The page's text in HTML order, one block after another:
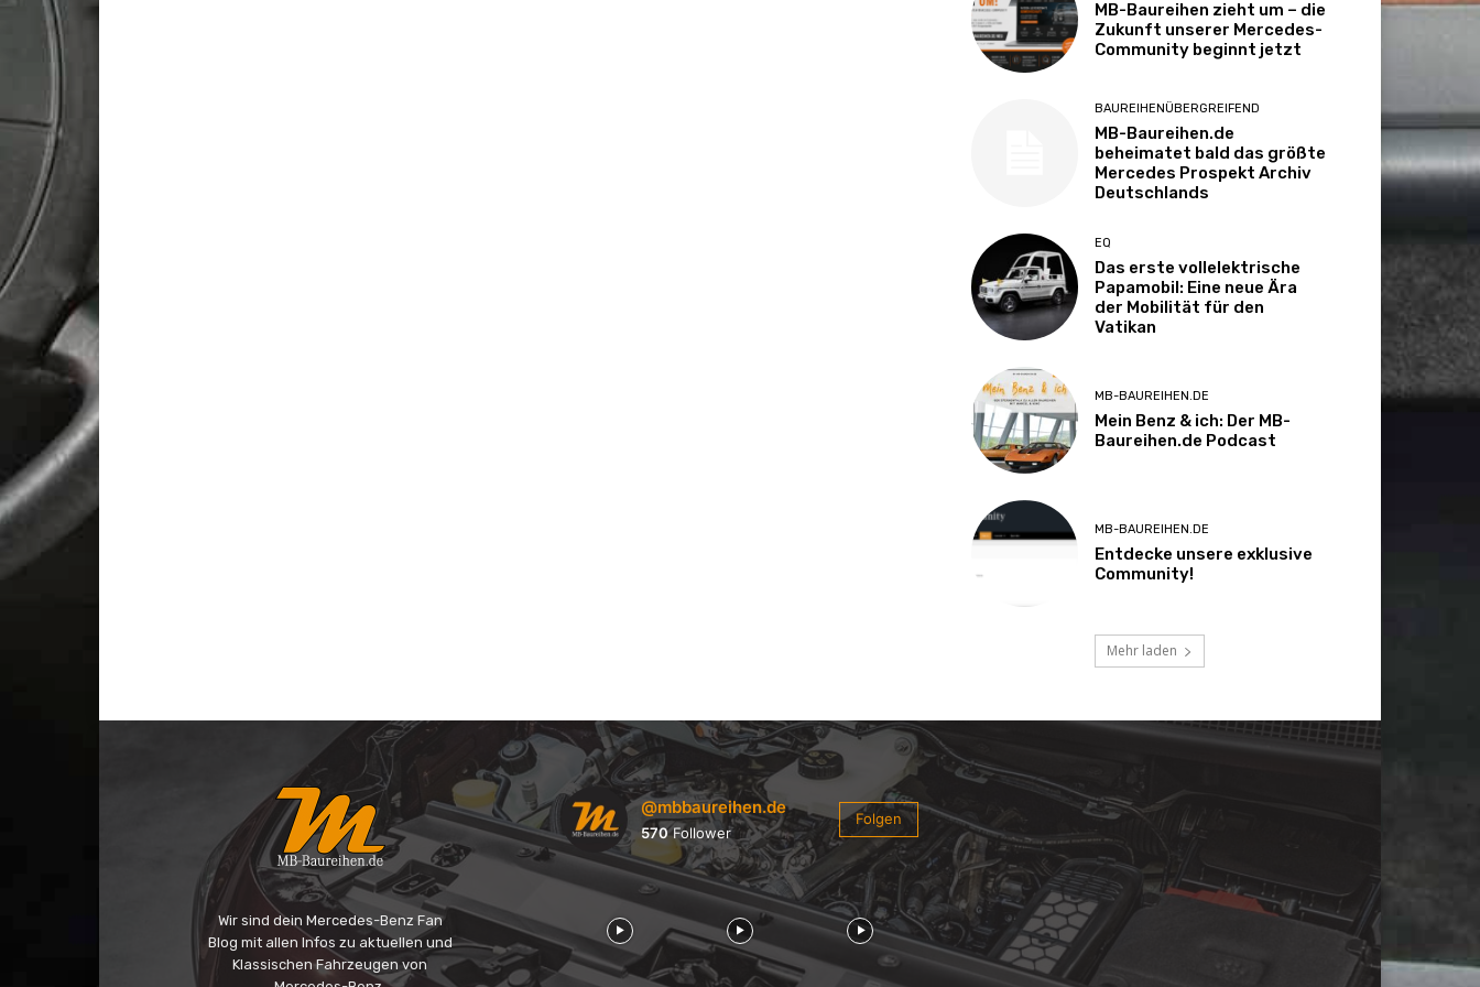
MB-Baureihen zieht um – die
Zukunft unserer Mercedes-
Community beginnt jetzt
BAUREIHENÜBERGREIFEND
MB-Baureihen.de
beheimatet bald das größte
Mercedes Prospekt Archiv
Deutschlands
EQ
Das erste vollelektrische
Papamobil: Eine neue Ära
der Mobilität für den
Vatikan
MB-BAUREIHEN.DE
Mein Benz & ich: Der MB-
Baureihen.de Podcast
MB-BAUREIHEN.DE
Entdecke unsere exklusive
Community!
Mehr laden
Wir sind dein Mercedes-Benz Fan
Blog mit allen Infos zu aktuellen und
Klassischen Fahrzeugen von
@mbbaureihen.de
570Follower
Folgen